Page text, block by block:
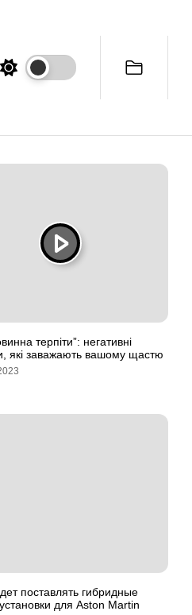
терпіти”: негативні
які заважають вашому щастю
поставлять гибридные
для Aston Martin